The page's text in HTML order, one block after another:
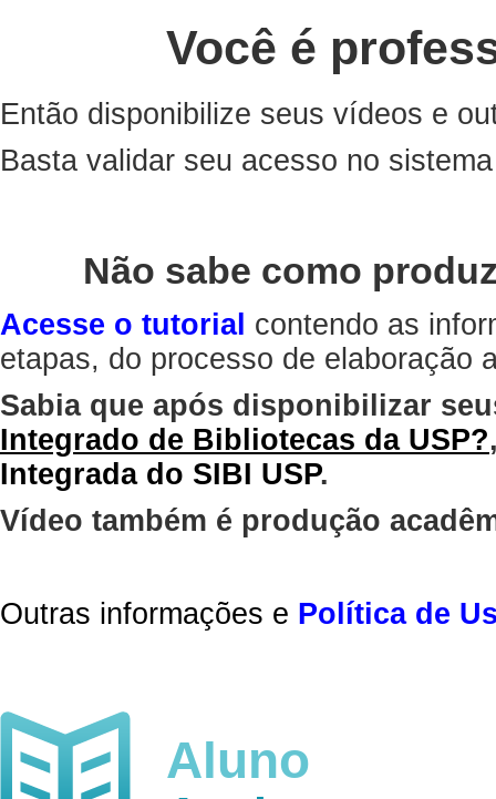
Você é
Então disponibilize seus vídeos e
Basta validar seu acesso no
Não sabe como
Acesse o tutorial contendo as
etapas, do processo de elaboração
Sabia que após disponibilizar
Integrado de Bibliotecas da USP?
Integrada do SIBI USP.
Vídeo também é produção
Outras informações e Política de
Aluno